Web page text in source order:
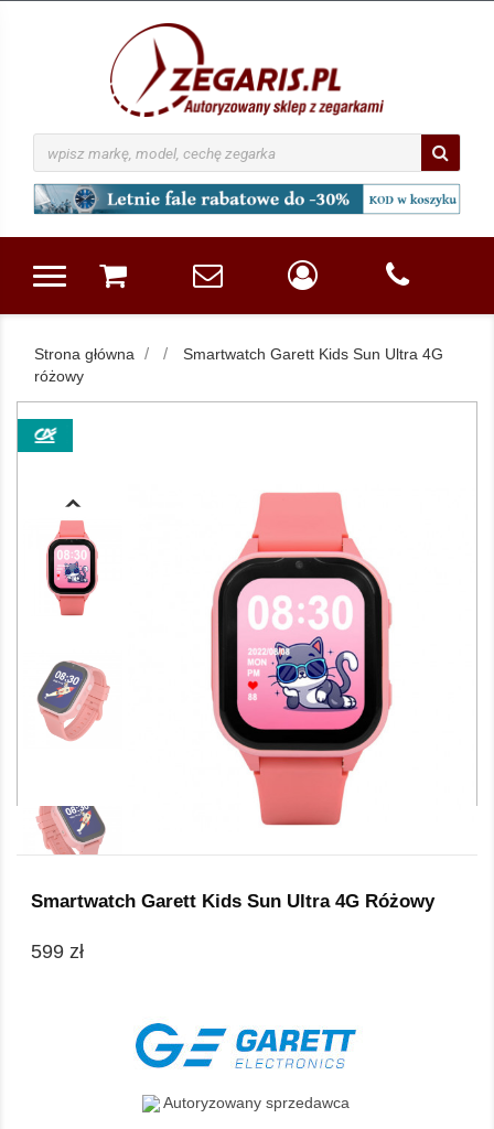
Strona główna
Smartwatch Garett Kids Sun Ultra 4G
różowy
Smartwatch Garett Kids Sun Ultra 4G Różowy
599 zł
Autoryzowany sprzedawca